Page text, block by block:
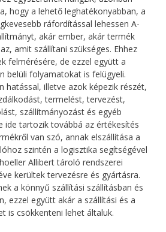
hogy a lehető leghatékonyabban, a
ráfordítással lehessen A-
akár ember, akár termék
amit szállítani szükséges. Ehhez
felmérésére, de ezzel együtt a
belüli folyamatokat is felügyeli.
hatással, illetve azok képezik részét,
termelést, tervezést,
szállítmányozást és egyéb
ide tartozik továbbá az értékesítés
van szó, annak elszállítása a
szintén a logisztika segítségével
Allibert tároló rendszerei
kerültek tervezésre és gyártásra.
a könnyű szállítási szállításban és
ezzel együtt akár a szállítási és a
is csökkenteni lehet általuk.